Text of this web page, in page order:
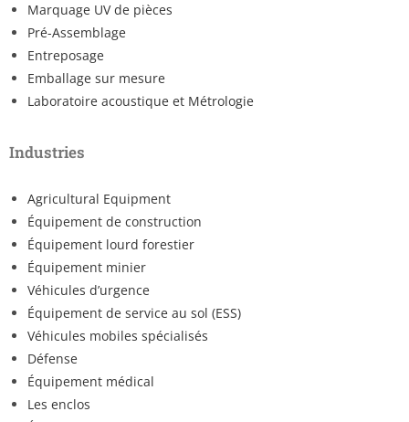
Marquage UV de pièces
Pré-Assemblage
Entreposage
Emballage sur mesure
Laboratoire acoustique et Métrologie
Industries
Agricultural Equipment
Équipement de construction
Équipement lourd forestier
Équipement minier
Véhicules d’urgence
Équipement de service au sol (ESS)
Véhicules mobiles spécialisés
Défense
Équipement médical
Les enclos